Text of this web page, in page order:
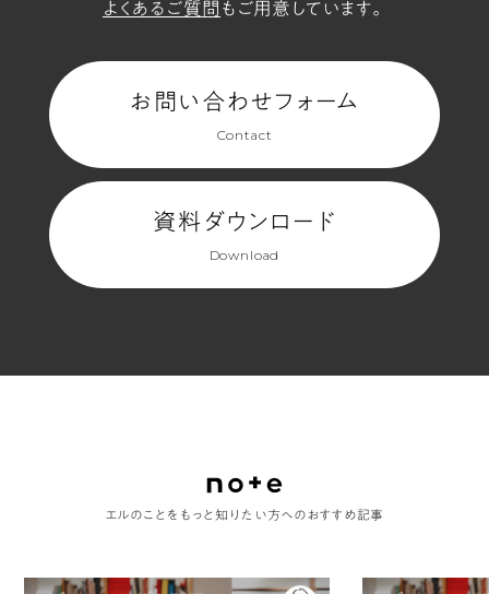
よくあるご質問 もご用意しています。
お問い合わせフォーム
Contact
資料ダウンロード
Download
エルのことをもっと知りたい方へのおすすめ記事